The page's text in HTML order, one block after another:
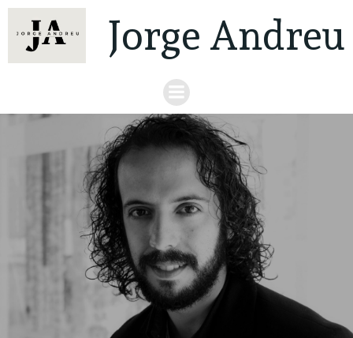
Jorge Andreu